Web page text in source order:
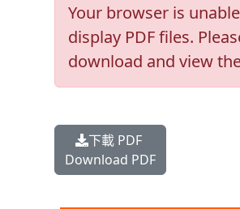
Your browser is
display PDF files.
download and view
下載 PDF
Download PDF